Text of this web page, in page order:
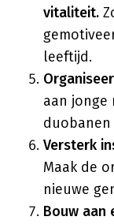
vitaliteit.
leeftijd.
aan jonge
Versterk
Maak de
nieuwe
Bouw aan